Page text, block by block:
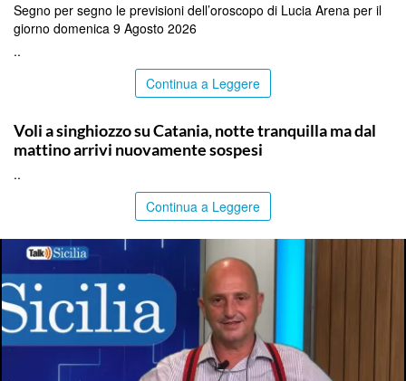
Segno per segno le previsioni dell’oroscopo di Lucia Arena per il
giorno domenica 9 Agosto 2026
..
Continua a Leggere
Voli a singhiozzo su Catania, notte tranquilla ma dal
mattino arrivi nuovamente sospesi
..
Continua a Leggere